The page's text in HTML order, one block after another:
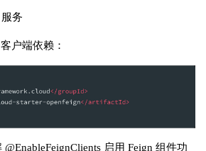
务
户端依赖：
启用 Feign 组件功